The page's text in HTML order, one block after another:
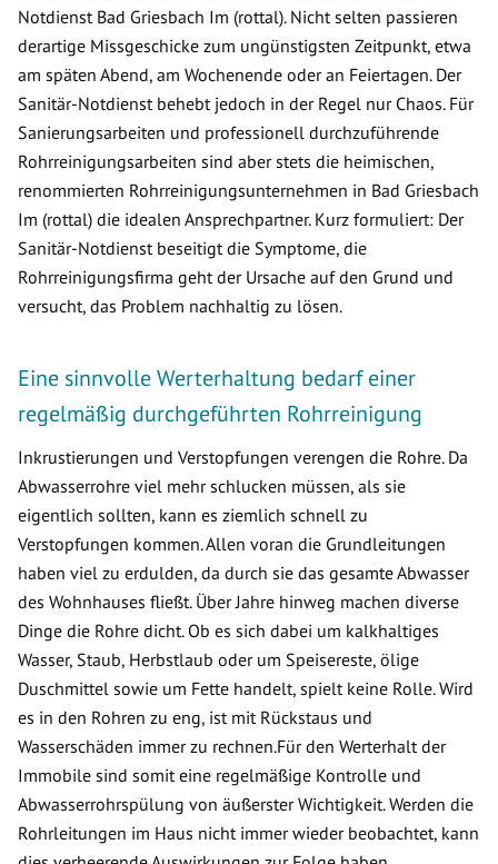
Notdienst Bad Griesbach Im (rottal). Nicht selten passieren
derartige Missgeschicke zum ungünstigsten Zeitpunkt, etwa
am späten Abend, am Wochenende oder an Feiertagen. Der
Sanitär-Notdienst behebt jedoch in der Regel nur Chaos. Für
Sanierungsarbeiten und professionell durchzuführende
Rohrreinigungsarbeiten sind aber stets die heimischen,
renommierten Rohrreinigungsunternehmen in Bad Griesbach
Im (rottal) die idealen Ansprechpartner. Kurz formuliert: Der
Sanitär-Notdienst beseitigt die Symptome, die
Rohrreinigungsfirma geht der Ursache auf den Grund und
versucht, das Problem nachhaltig zu lösen.
Eine sinnvolle Werterhaltung bedarf einer
regelmäßig durchgeführten Rohrreinigung
Inkrustierungen und Verstopfungen verengen die Rohre. Da
Abwasserrohre viel mehr schlucken müssen, als sie
eigentlich sollten, kann es ziemlich schnell zu
Verstopfungen kommen. Allen voran die Grundleitungen
haben viel zu erdulden, da durch sie das gesamte Abwasser
des Wohnhauses fließt. Über Jahre hinweg machen diverse
Dinge die Rohre dicht. Ob es sich dabei um kalkhaltiges
Wasser, Staub, Herbstlaub oder um Speisereste, ölige
Duschmittel sowie um Fette handelt, spielt keine Rolle. Wird
es in den Rohren zu eng, ist mit Rückstaus und
Wasserschäden immer zu rechnen.Für den Werterhalt der
Immobile sind somit eine regelmäßige Kontrolle und
Abwasserrohrspülung von äußerster Wichtigkeit. Werden die
Rohrleitungen im Haus nicht immer wieder beobachtet, kann